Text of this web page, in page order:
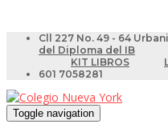
Cll 227 No. 49 - 64
del Diploma del IB
KIT LIBROS
601 7058281
Toggle navigation